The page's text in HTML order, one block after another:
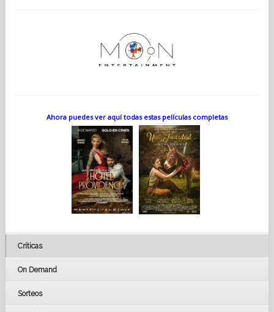
Ahora puedes ver aquí todas estas películas completas
Críticas
On Demand
Sorteos